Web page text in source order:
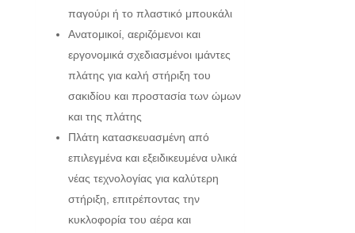
παγούρι ή το πλαστικό μπουκάλι
Ανατομικοί, αεριζόμενοι και
εργονομικά σχεδιασμένοι ιμάντες
πλάτης για καλή στήριξη του
σακιδίου και προστασία των ώμων
και της πλάτης
Πλάτη κατασκευασμένη από
επιλεγμένα και εξειδικευμένα υλικά
νέας τεχνολογίας για καλύτερη
στήριξη, επιτρέποντας την
κυκλοφορία του αέρα και